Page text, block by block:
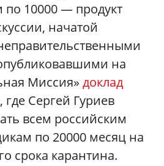
по 10000 — продукт
начатой
на
Миссия» доклад
Сергей Гуриев
всем российским
по 20000 месяц на
срока карантина.